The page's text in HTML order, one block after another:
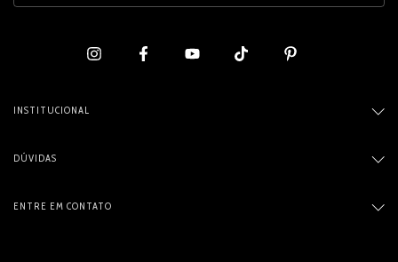
INSTITUCIONAL
DÚVIDAS
ENTRE EM CONTATO